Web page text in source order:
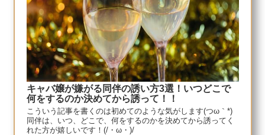
キャバ嬢が嫌がる同伴の誘い方3選！いつどこで
何をするのか決めてから誘って！！
こういう記事を書くのは初めてのような気がします(つω｀*)
同伴は、いつ、どこで、何をするのかを決めてから誘ってく
れた方が嬉しいです！(/・ω・)/